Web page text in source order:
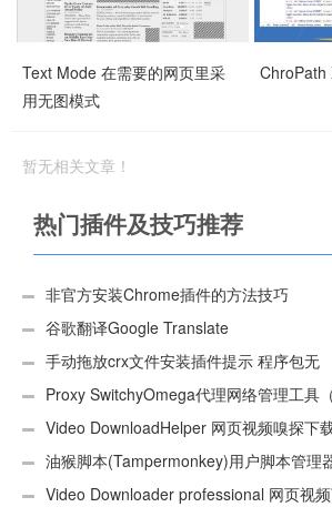
Text Mode 在需要的网页里采
用无图模式
ChroPath
暂无相关文章！
热门插件及技巧推荐
非官方安装Chrome插件的方法技巧
谷歌翻译Google Translate
手动拖放crx文件安装插件提示 程序包无
效:“CEX_HEADER_INVALID”的解决办法
Proxy SwitchyOmega代理网络管理工具
Video DownloadHelper 网页视频嗅探下
油猴脚本(Tampermonkey)用户脚本管理
用Android）
Video Downloader professional 网页视